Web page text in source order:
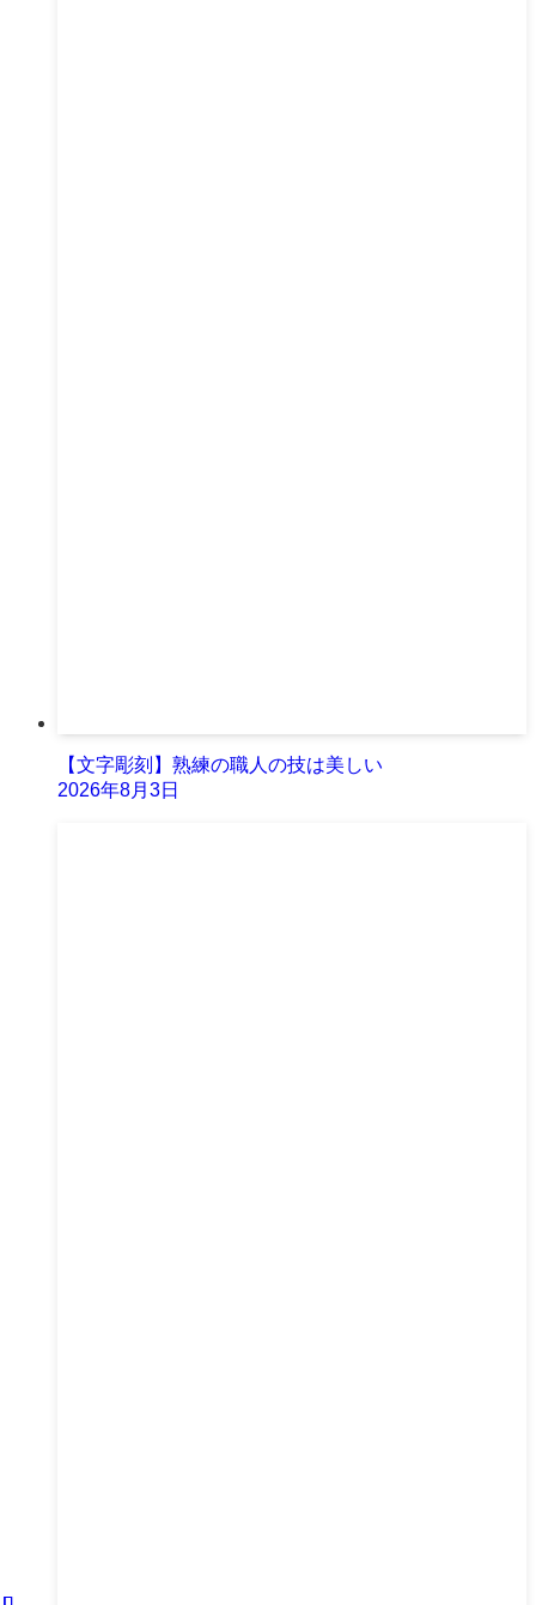
【文字彫刻】熟練の職人の技は美しい
2026年8月3日